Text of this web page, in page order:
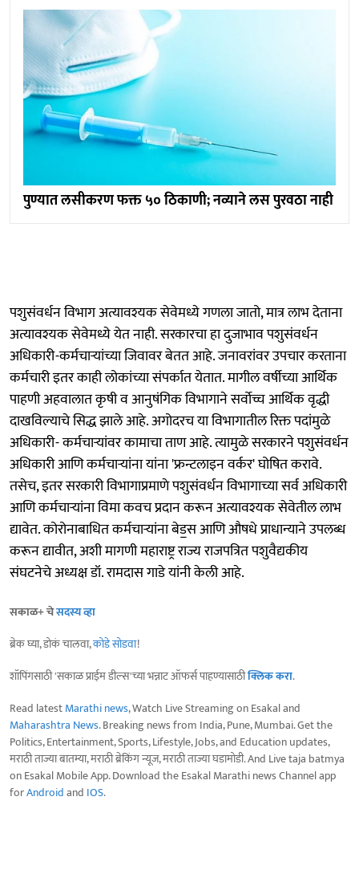
पुण्यात लसीकरण फक्त ५० ठिकाणी; नव्याने लस पुरवठा नाही
पशुसंवर्धन विभाग अत्यावश्यक सेवेमध्ये गणला जातो, मात्र लाभ देताना
अत्यावश्यक सेवेमध्ये येत नाही. सरकारचा हा दुजाभाव पशुसंवर्धन
अधिकारी-कर्मचाऱ्यांच्या जिवावर बेतत आहे. जनावरांवर उपचार करताना
कर्मचारी इतर काही लोकांच्या संपर्कात येतात. मागील वर्षीच्या आर्थिक
पाहणी अहवालात कृषी व आनुषंगिक विभागाने सर्वोच्च आर्थिक वृद्धी
दाखविल्याचे सिद्ध झाले आहे. अगोदरच या विभागातील रिक्त पदांमुळे
अधिकारी- कर्मचाऱ्यांवर कामाचा ताण आहे. त्यामुळे सरकारने पशुसंवर्धन
अधिकारी आणि कर्मचाऱ्यांना यांना 'फ्रन्टलाइन वर्कर' घोषित करावे.
तसेच, इतर सरकारी विभागाप्रमाणे पशुसंवर्धन विभागाच्या सर्व अधिकारी
आणि कर्मचाऱ्यांना विमा कवच प्रदान करून अत्यावश्यक सेवेतील लाभ
द्यावेत. कोरोनाबाधित कर्मचाऱ्यांना बेड॒स आणि औषधे प्राधान्याने उपलब्ध
करून द्यावीत, अशी मागणी महाराष्ट्र राज्य राजपत्रित पशुवैद्यकीय
संघटनेचे अध्यक्ष डॉ. रामदास गाडे यांनी केली आहे.
सकाळ+ चेसदस्य व्हा
ब्रेक घ्या, डोकं चालवा,कोडे सोडवा!
शॉपिंगसाठी 'सकाळ प्राईम डील्स'च्या भन्नाट ऑफर्स पाहण्यासाठीक्लिक करा.
Read latestMarathi news, Watch Live Streaming on Esakal and
Maharashtra News. Breaking news from India, Pune, Mumbai. Get the
Politics, Entertainment, Sports, Lifestyle, Jobs, and Education updates,
मराठी ताज्या बातम्या, मराठी ब्रेकिंग न्यूज, मराठी ताज्या घडामोडी. And Live taja batmya
on Esakal Mobile App. Download the Esakal Marathi news Channel app
forAndroidand IOS.